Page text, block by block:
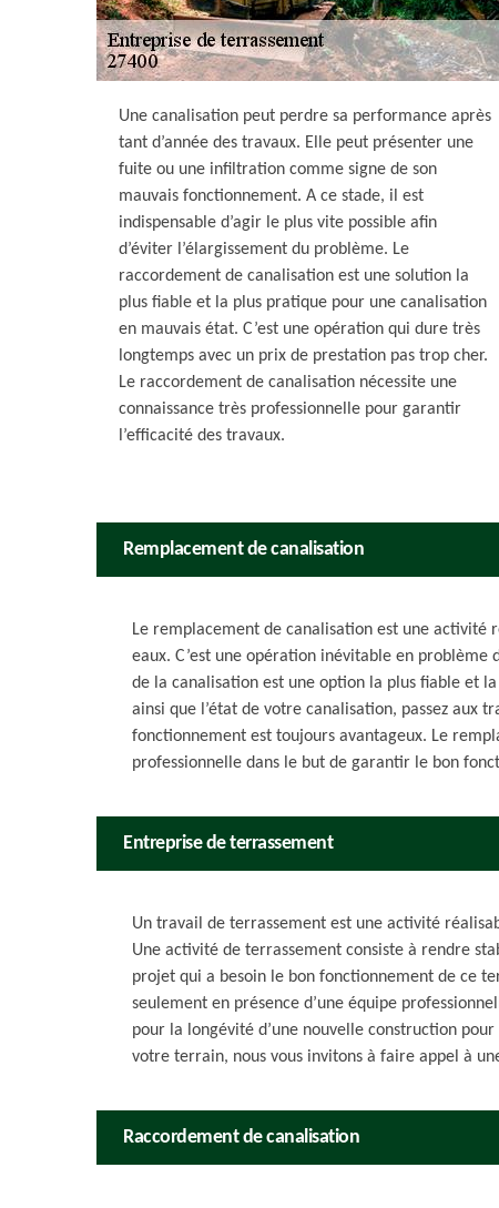
Une canalisation peut perdre sa performance après
tant d’année des travaux. Elle peut présenter une
fuite ou une infiltration comme signe de son
mauvais fonctionnement. A ce stade, il est
indispensable d’agir le plus vite possible afin
d’éviter l’élargissement du problème. Le
raccordement de canalisation est une solution la
plus fiable et la plus pratique pour une canalisation
en mauvais état. C’est une opération qui dure très
longtemps avec un prix de prestation pas trop cher.
Le raccordement de canalisation nécessite une
connaissance très professionnelle pour garantir
l’efficacité des travaux.
Remplacement de canalisation
Le remplacement de canalisation est une activité
eaux. C’est une opération inévitable en
de la canalisation est une option la plus fiable et
ainsi que l’état de votre canalisation, passez aux
fonctionnement est toujours avantageux. Le
professionnelle dans le but de garantir le bon
Entreprise de terrassement
Un travail de terrassement est une activité
Une activité de terrassement consiste à rendre
projet qui a besoin le bon fonctionnement de ce
seulement en présence d’une équipe
pour la longévité d’une nouvelle construction
votre terrain, nous vous invitons à faire appel à
Raccordement de canalisation